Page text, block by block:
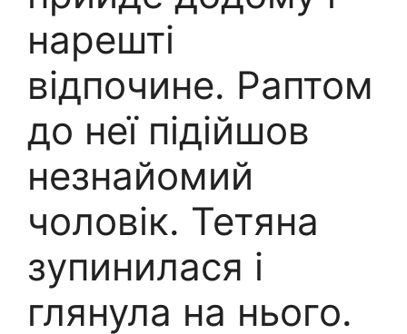
нарешті
відпочине. Раптом
до неї підійшов
незнайомий
чоловік. Тетяна
зупинилася і
глянула на нього.